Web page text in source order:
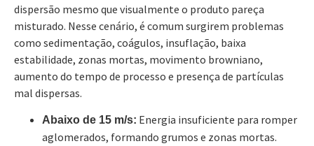
dispersão mesmo que visualmente o produto pareça
misturado. Nesse cenário, é comum surgirem problemas
como sedimentação, coágulos, insuflação, baixa
estabilidade, zonas mortas, movimento browniano,
aumento do tempo de processo e presença de partículas
mal dispersas.
Abaixo de 15 m/s: Energia insuficiente para romper
aglomerados, formando grumos e zonas mortas.